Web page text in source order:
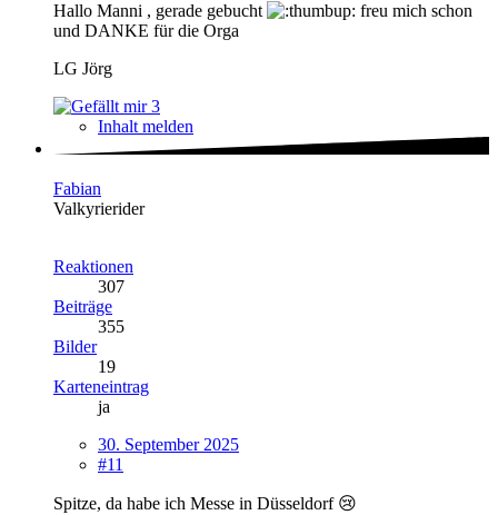
Hallo Manni , gerade gebucht
freu mich schon
und DANKE für die Orga
LG Jörg
3
Inhalt melden
Fabian
Valkyrierider
Reaktionen
307
Beiträge
355
Bilder
19
Karteneintrag
ja
30. September 2025
#11
Spitze, da habe ich Messe in Düsseldorf 😢